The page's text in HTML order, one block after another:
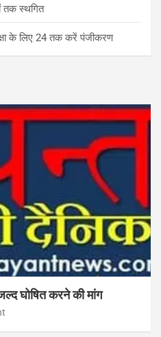
तक स्थगित
के लिए 24 तक करें पंजीकरण
घोषित करने की मांग